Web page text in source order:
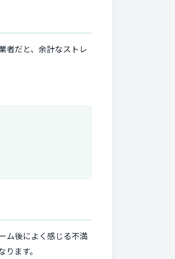
者だと、余計なストレ
ム後によく感じる不満
ます。